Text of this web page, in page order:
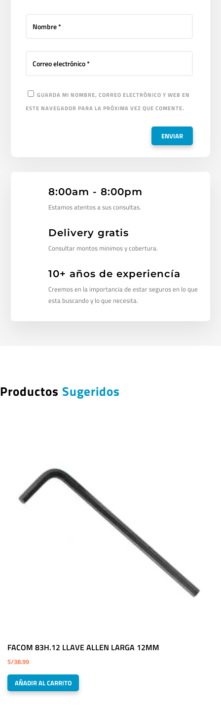
GUARDA MI NOMBRE, CORREO ELECTRÓNICO Y WEB EN
ESTE NAVEGADOR PARA LA PRÓXIMA VEZ QUE COMENTE.
8:00am - 8:00pm
Estamos atentos a sus consultas.
Delivery gratis
Consultar montos minimos y cobertura.
10+ años de experiencía
Creemos en la importancia de estar seguros en lo que
esta buscando y lo que necesita.
Productos Sugeridos
FACOM 83H.12 LLAVE ALLEN LARGA 12MM
S/38.99
AÑADIR AL CARRITO